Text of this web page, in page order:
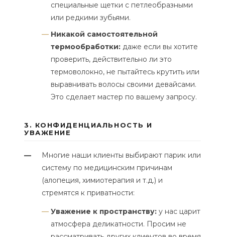
специальные щетки с петлеобразными
или редкими зубьями.
Никакой самостоятельной
термообработки: даже если вы хотите
проверить, действительно ли это
термоволокно, не пытайтесь крутить или
выравнивать волосы своими девайсами.
Это сделает мастер по вашему запросу.
3. КОНФИДЕНЦИАЛЬНОСТЬ И
УВАЖЕНИЕ
—
Многие наши клиенты выбирают парик или
систему по медицинским причинам
(алопеция, химиотерапия и т.д.) и
стремятся к приватности:
Уважение к пространству: у нас царит
атмосфера деликатности. Просим не